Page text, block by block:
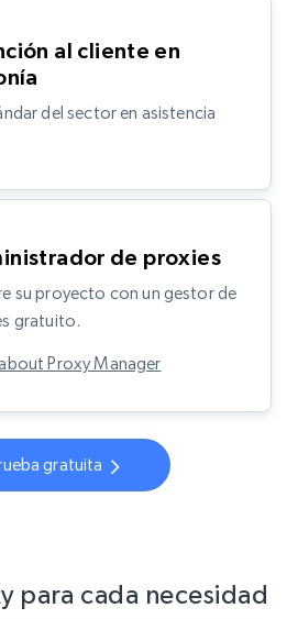
al cliente en
del sector en asistencia
de proxies
su proyecto con un gestor de
gratuito.
about Proxy Manager
gratuita
para cada necesidad